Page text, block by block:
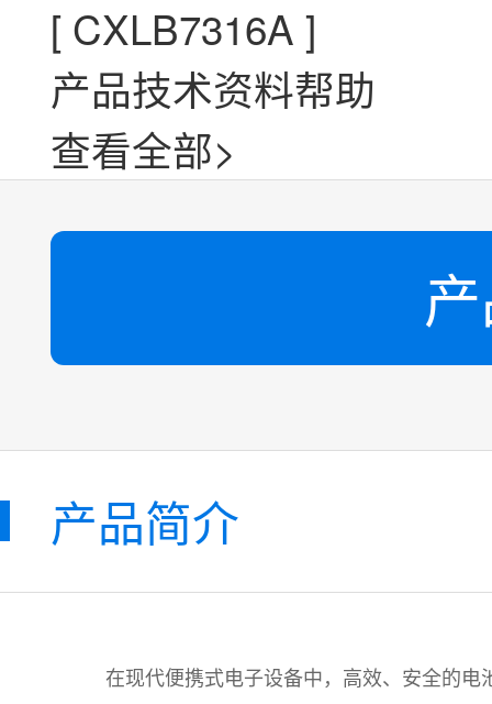
[ CXLB7316A ]
产品技术资料帮助
查看全部>
产品简介
在现代便携式电子设备中，高效、安全的电